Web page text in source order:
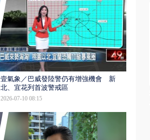
壹氣象／巴威發陸警仍有增強機會 新
北、宜花列首波警戒區
2026-07-10 08:15